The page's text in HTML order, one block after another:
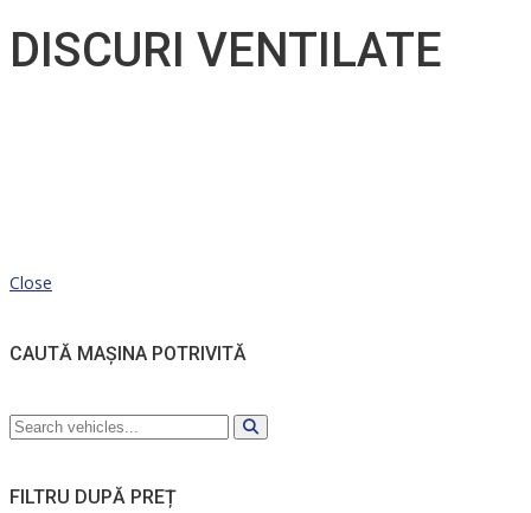
DISCURI VENTILATE
Close
CAUTĂ MAȘINA POTRIVITĂ
FILTRU DUPĂ PREȚ